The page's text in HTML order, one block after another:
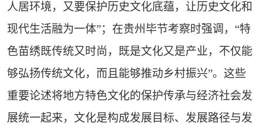
人居环境，又要保护历史文化底蕴，让历史文化和
现代生活融为一体”；在贵州毕节考察时强调，“特
色苗绣既传统又时尚，既是文化又是产业，不仅能
够弘扬传统文化，而且能够推动乡村振兴”。这些
重要论述将地方特色文化的保护传承与经济社会发
展统一起来，文化是构成发展目标、发展路径与发